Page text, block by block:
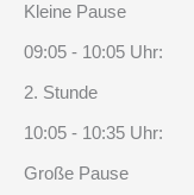
Kleine Pause
09:05 - 10:05 Uhr:
2. Stunde
10:05 - 10:35 Uhr:
Große Pause